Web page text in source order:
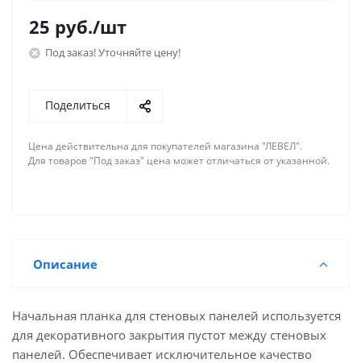
25 руб./шт
Под заказ! Уточняйте цену!
Поделиться
Цена действительна для покупателей магазина "ЛЕВЕЛ".
Для товаров "Под заказ" цена может отличаться от указанной.
Описание
Начальная планка для стеновых панелей используется
для декоративного закрытия пустот между стеновых
панелей. Обеспечивает исключительное качество